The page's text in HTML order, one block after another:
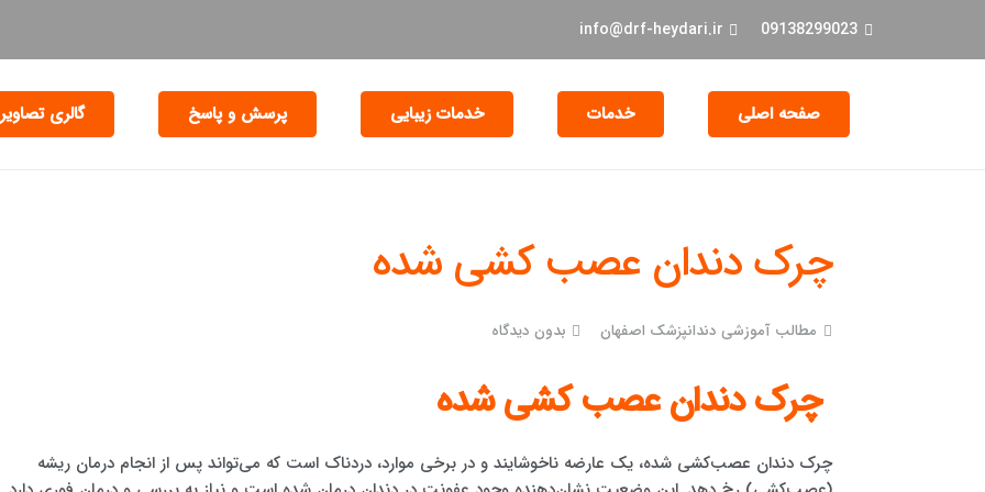
09138299023
info@drf-heydari.ir
صفحه اصلی خدمات خدمات زیبایی پرسش و پاسخ گالری تصاویر
چرک دندان عصب کشی شده
مطالب آموزشی دندانپزشک اصفهان بدون دیدگاه
چرک دندان عصب کشی شده
چرک دندان عصب‌کشی شده، یک عارضه ناخوشایند و در برخی موارد، دردناک است که می‌تواند پس از انجام درمان ریشه